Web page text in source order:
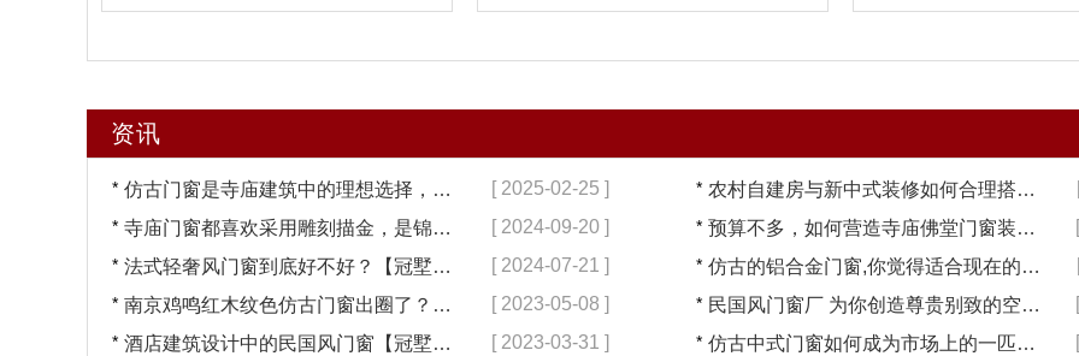
资讯
* 仿古门窗是寺庙建筑中的理想选择，换一次用终生【冠墅阳光】 [ 2025-02-25 ] * 农村自建房与新中式装修如何合理搭配【冠墅阳光】
* 寺庙门窗都喜欢采用雕刻描金，是锦上添花吗？【冠墅阳光】 [ 2024-09-20 ] * 预算不多，如何营造寺庙佛堂门窗装修【冠墅阳光】
* 法式轻奢风门窗到底好不好？【冠墅阳光】 [ 2024-07-21 ] * 仿古的铝合金门窗,你觉得适合现在的装修吗?【冠墅阳光】
* 南京鸡鸣红木纹色仿古门窗出圈了？【冠墅阳光】 [ 2023-05-08 ] * 民国风门窗厂 为你创造尊贵别致的空间【冠墅阳光】
* 酒店建筑设计中的民国风门窗【冠墅阳光】 [ 2023-03-31 ] * 仿古中式门窗如何成为市场上的一匹黑马【冠墅阳光】